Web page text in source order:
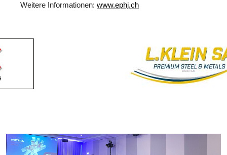
Weitere Informationen: www.ephj.ch